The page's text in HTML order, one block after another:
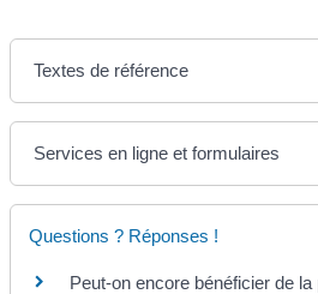
Textes de référence
Services en ligne et formulaires
Questions ? Réponses !
Peut-on encore bénéficier de